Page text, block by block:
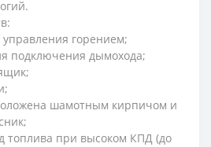
горением;
подключения дымохода;
шамотным кирпичом и
топлива при высоком КПД (до